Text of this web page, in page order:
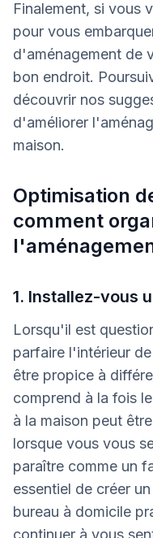
Finalement, si vous
pour vous
d'aménagement de
bon endroit.
découvrir nos
d'améliorer
maison.
Optimisation
comment
1. Installez-vous
Lorsqu'il est
parfaire l'intérieur
être propice à
comprend à la fois
à la maison peut
lorsque vous vous
paraître comme un
essentiel de créer
bureau à domicile
continuer à vous